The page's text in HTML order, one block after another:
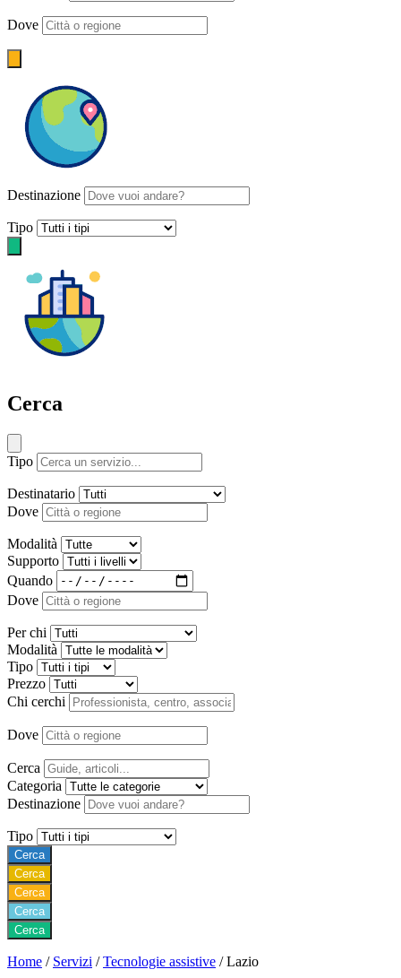
Dove
Destinazione
Tipo
Cerca
Tipo
Destinatario
Dove
Modalità
Supporto
Quando
Dove
Per chi
Modalità
Tipo
Prezzo
Chi cerchi
Dove
Cerca
Categoria
Destinazione
Tipo
Cerca
Cerca
Cerca
Cerca
Cerca
Home / Servizi / Tecnologie assistive / Lazio